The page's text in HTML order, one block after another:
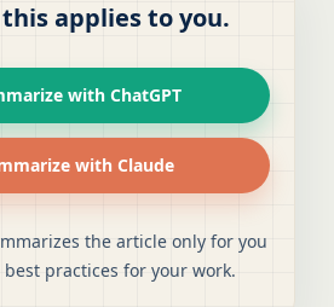
this applies to you.
with ChatGPT
with Claude
the article only for you
practices for your work.